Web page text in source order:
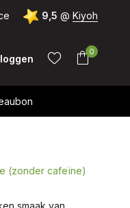
9,5 @ Kiyoh
0
(zonder cafeïne)
smaak van